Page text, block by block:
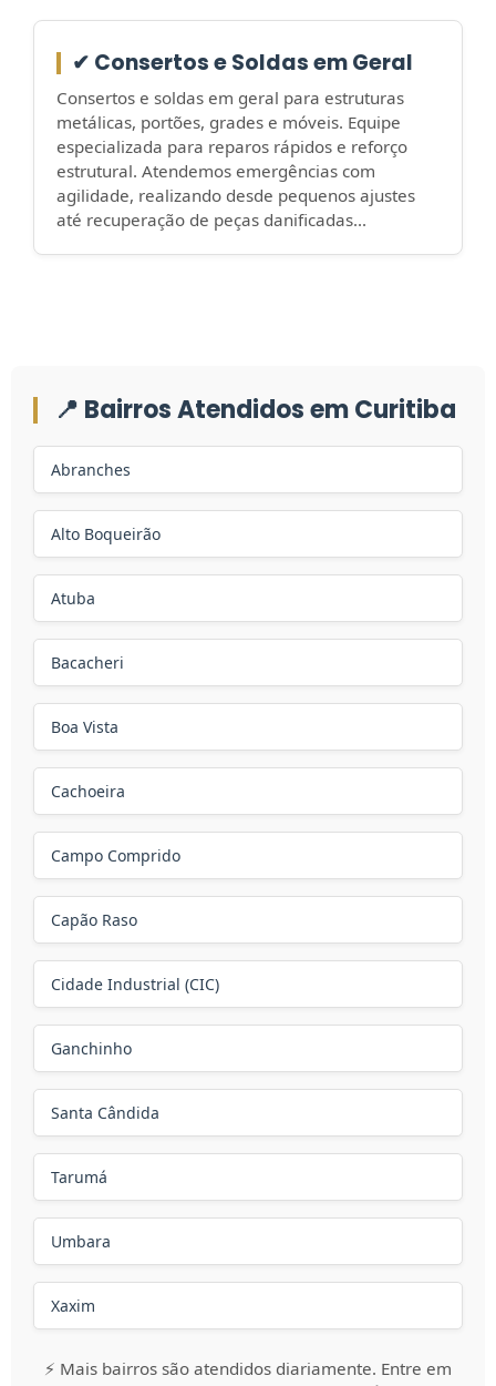
✔ Consertos e Soldas em Geral
Consertos e soldas em geral para estruturas
metálicas, portões, grades e móveis. Equipe
especializada para reparos rápidos e reforço
estrutural. Atendemos emergências com
agilidade, realizando desde pequenos ajustes
até recuperação de peças danificadas...
📍 Bairros Atendidos em Curitiba
Abranches
Alto Boqueirão
Atuba
Bacacheri
Boa Vista
Cachoeira
Campo Comprido
Capão Raso
Cidade Industrial (CIC)
Ganchinho
Santa Cândida
Tarumá
Umbara
Xaxim
⚡ Mais bairros são atendidos diariamente. Entre em